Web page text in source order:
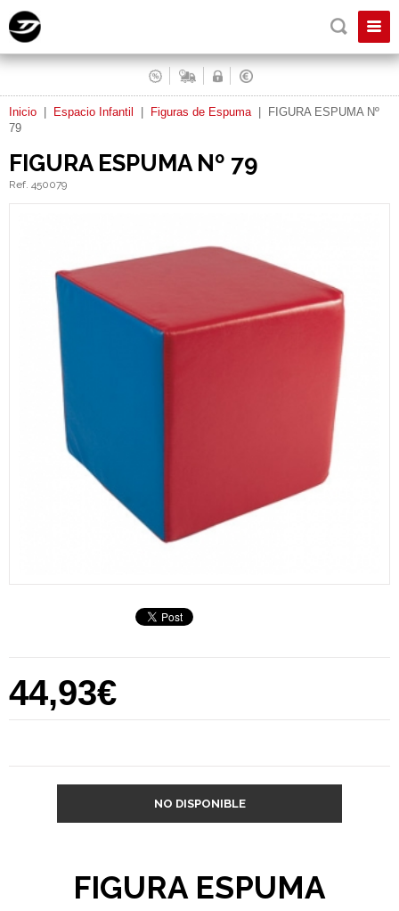
Inicio Espacio Infantil Figuras de Espuma|
FIGURA ESPUMA Nº
79
FIGURA ESPUMA Nº 79
Ref. 450079
44,93€
NO DISPONIBLE
FIGURA ESPUMA